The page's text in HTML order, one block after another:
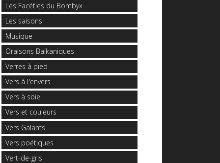
Les Facéties du Bombyx
Les saisons
Musique
Oraisons Balkaniques
Verres à pied
Vers à l'envers
Vers à soie
Vers et couleurs
Vers Galants
Vers poétiques
Vert-de-gris